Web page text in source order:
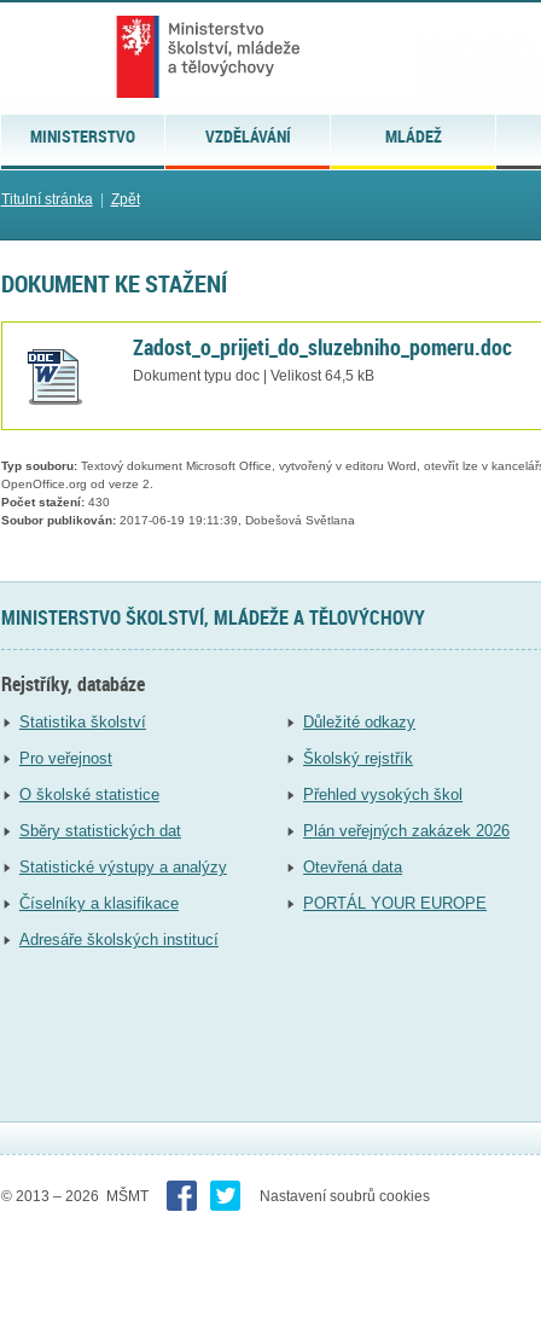
MINISTERSTVO VZDĚLÁVÁNÍ MLÁDEŽ
Titulní stránka| Zpět
DOKUMENT KE STAŽENÍ
Zadost_o_prijeti_do_sluzebniho_pomeru.doc
Dokument typu doc | Velikost 64,5 kB
Typ souboru:Textový dokument Microsoft Office, vytvořený v editoru Word, otevřít lze v
OpenOffice.org od verze 2.
Počet stažení:430
Soubor publikován:2017-06-19 19:11:39, Dobešová Světlana
MINISTERSTVO ŠKOLSTVÍ, MLÁDEŽE A TĚLOVÝCHOVY
Rejstříky, databáze
Statistika školství
Pro veřejnost
O školské statistice
Sběry statistických dat
Statistické výstupy a analýzy
Číselníky a klasifikace
Adresáře školských institucí
Důležité odkazy
Školský rejstřík
Přehled vysokých škol
Plán veřejných zakázek 2026
Otevřená data
PORTÁL YOUR EUROPE
© 2013 – 2026 MŠMT Nastavení soubrů cookies